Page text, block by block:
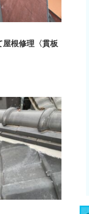
屋根修理〈貫板